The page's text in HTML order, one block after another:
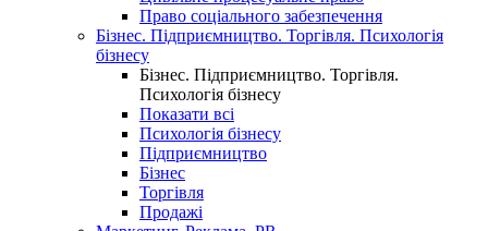
Право соціального забезпечення
Бізнес. Підприємництво. Торгівля. Психологія
бізнесу
Бізнес. Підприємництво. Торгівля.
Психологія бізнесу
Показати всі
Психологія бізнесу
Підприємництво
Бізнес
Торгівля
Продажі